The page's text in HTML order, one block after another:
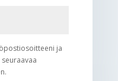
ja